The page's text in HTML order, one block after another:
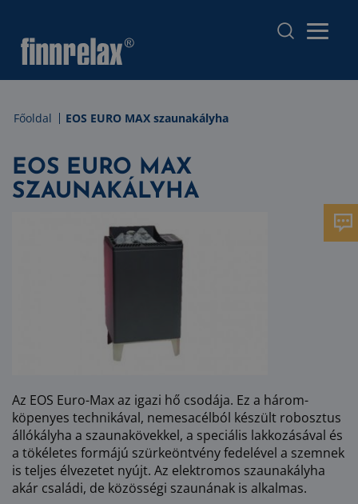
Főoldal EOS EURO MAX szaunakályha
EOS EURO MAX
SZAUNAKÁLYHA
Az EOS Euro-Max az igazi hő csodája. Ez a három-
köpenyes technikával, nemesacélból készült robosztus
állókályha a szaunakövekkel, a speciális lakkozásával és
a tökéletes formájú szürkeöntvény fedelével a szemnek
is teljes élvezetet nyújt. Az elektromos szaunakályha
akár családi, de közösségi szaunának is alkalmas.